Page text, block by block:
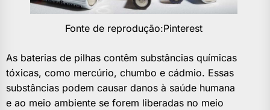
Fonte de reprodução:Pinterest
As baterias de pilhas contêm substâncias químicas
tóxicas, como mercúrio, chumbo e cádmio. Essas
substâncias podem causar danos à saúde humana
e ao meio ambiente se forem liberadas no meio